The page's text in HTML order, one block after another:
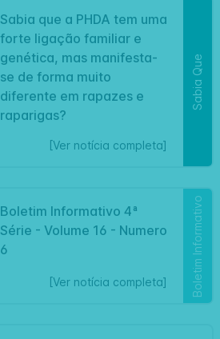
Sabia que a PHDA tem uma
forte ligação familiar e
genética, mas manifesta-
se de forma muito
diferente em rapazes e
raparigas?
[Ver notícia completa]
Sabia Que
Boletim Informativo 4ª
Série - Volume 16 - Numero
6
[Ver notícia completa] Boletim Informativo